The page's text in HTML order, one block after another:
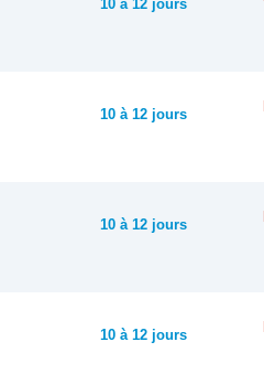
10 à 12 jours
10 à 12 jours
10 à 12 jours
10 à 12 jours